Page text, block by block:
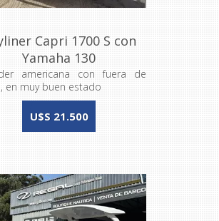
Capri 1700 S con
Yamaha 130
americana con fuera de
en muy buen estado
U$S 21.500